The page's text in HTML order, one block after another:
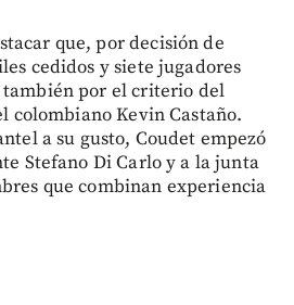
que, por decisión de
cedidos y siete jugadores
también por el criterio del
colombiano Kevin Castaño.
a su gusto, Coudet empezó
Stefano Di Carlo y a la junta
que combinan experiencia